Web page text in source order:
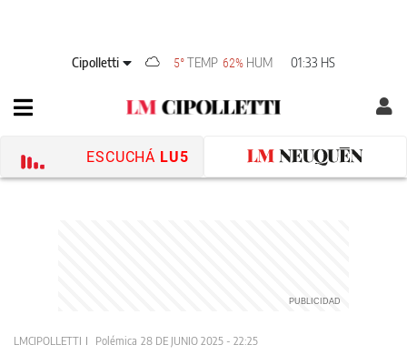
Cipolletti 5°TEMP 62% HUM 01:33 HS
ESCUCHÁ LU5
LMCIPOLLETTI Polémica 28 DE JUNIO 2025 - 22:25